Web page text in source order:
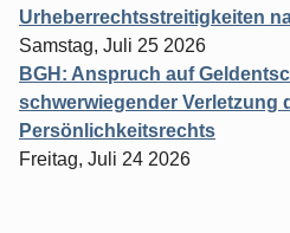
Urheberrechtsstreitigkeiten
Samstag, Juli 25 2026
BGH: Anspruch auf
schwerwiegender Verletzung
Persönlichkeitsrechts
Freitag, Juli 24 2026